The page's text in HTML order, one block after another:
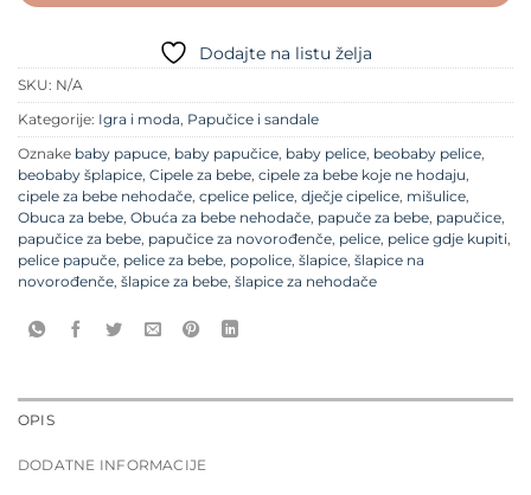
Dodajte na listu želja
SKU: N/A
Kategorije: Igra i moda, Papučice i sandale
Oznake baby papuce, baby papučice, baby pelice, beobaby pelice,
beobaby šplapice, Cipele za bebe, cipele za bebe koje ne hodaju,
cipele za bebe nehodače, cpelice pelice, dječje cipelice, mišulice,
Obuca za bebe, Obuća za bebe nehodače, papuče za bebe, papučice,
papučice za bebe, papučice za novorođenče, pelice, pelice gdje kupiti,
pelice papuče, pelice za bebe, popolice, šlapice, šlapice na
novorođenče, šlapice za bebe, šlapice za nehodače
OPIS
DODATNE INFORMACIJE